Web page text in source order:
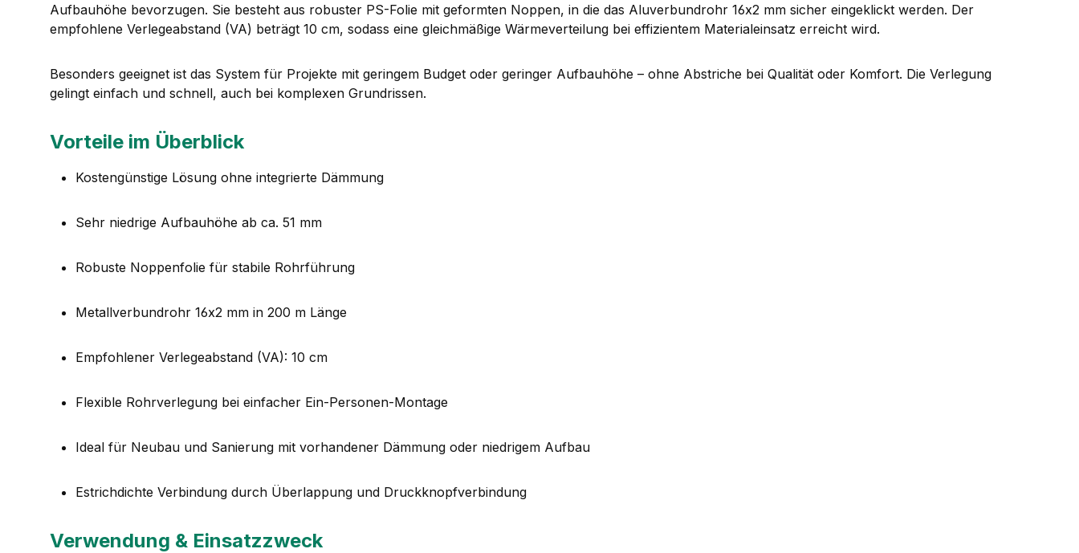
Aufbauhöhe bevorzugen. Sie besteht aus robuster PS-Folie mit geformten Noppen, in die das Aluverbundrohr 16x2 mm sicher eingeklickt werden. Der
empfohlene Verlegeabstand (VA) beträgt 10 cm, sodass eine gleichmäßige Wärmeverteilung bei effizientem Materialeinsatz erreicht wird.
Besonders geeignet ist das System für Projekte mit geringem Budget oder geringer Aufbauhöhe – ohne Abstriche bei Qualität oder Komfort. Die Verlegung
gelingt einfach und schnell, auch bei komplexen Grundrissen.
Vorteile im Überblick
Kostengünstige Lösung ohne integrierte Dämmung
Sehr niedrige Aufbauhöhe ab ca. 51 mm
Robuste Noppenfolie für stabile Rohrführung
Metallverbundrohr 16x2 mm in 200 m Länge
Empfohlener Verlegeabstand (VA): 10 cm
Flexible Rohrverlegung bei einfacher Ein-Personen-Montage
Ideal für Neubau und Sanierung mit vorhandener Dämmung oder niedrigem Aufbau
Estrichdichte Verbindung durch Überlappung und Druckknopfverbindung
Verwendung & Einsatzzweck